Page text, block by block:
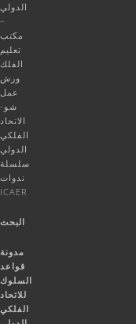
الدولي
–
مكتب
تعليم
الفلك
ورش
عمل
شو-
الاتحاد
الفلكي
الدولي
سلسلة
ندوات
ICAER
البحث
مدونة
قواعد
السلوك
للاتحاد
الفلكي